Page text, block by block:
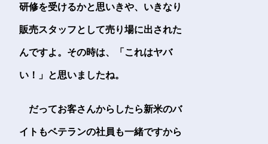
研修を受けるかと思いきや、いきなり
販売スタッフとして売り場に出された
んですよ。その時は、「これはヤバ
い！」と思いましたね。
だってお客さんからしたら新米のバ
イトもベテランの社員も一緒ですから